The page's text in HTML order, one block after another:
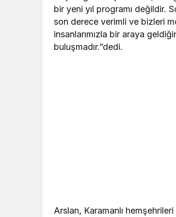
bir yeni yıl programı değildir.
son derece verimli ve bizleri
insanlarımızla bir araya
buluşmadır.”dedi.
Arslan, Karamanlı